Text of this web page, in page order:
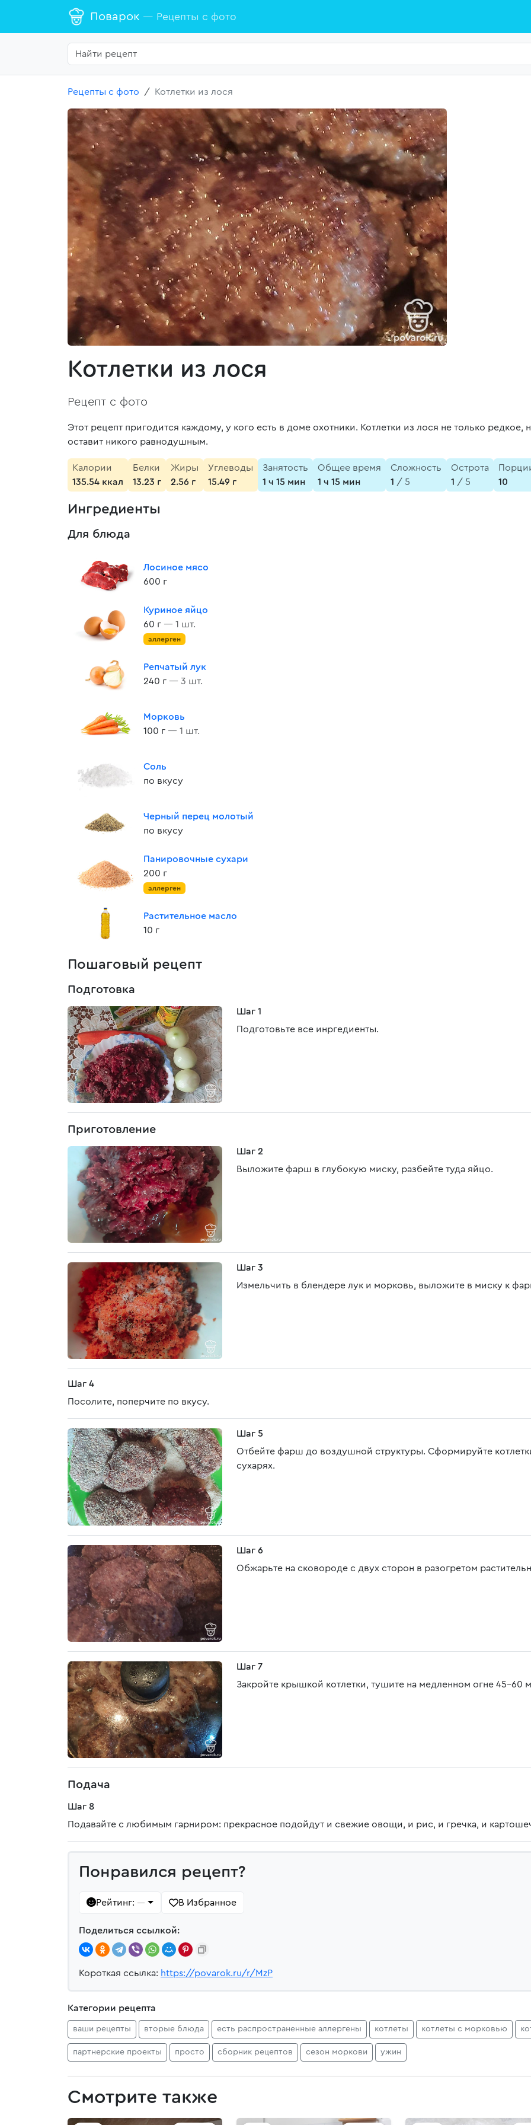
Поварок — Рецепты с фото
Рецепты с фото Котлетки из лося
Котлетки из лося
Рецепт с фото
Этот рецепт пригодится каждому, у кого есть в доме охотники. Котлетки из лося не только
оставит никого равнодушным.
Калории
135.54 ккал
Белки
13.23 г
Жиры
2.56 г
Углеводы
15.49 г
Занятость
1 ч 15 мин
Общее время
1 ч 15 мин
Сложность
1 / 5
Острота
1 / 5
10
Ингредиенты
Для блюда
Лосиное мясо
600 г
Куриное яйцо
60 г — 1 шт.
аллерген
Репчатый лук
240 г — 3 шт.
Морковь
100 г — 1 шт.
Соль
по вкусу
Черный перец молотый
по вкусу
Панировочные сухари
200 г
аллерген
Растительное масло
10 г
Пошаговый рецепт
Подготовка
Шаг 1
Подготовьте все инргедиенты.
Приготовление
Шаг 2
Выложите фарш в глубокую миску, разбейте туда яйцо.
Шаг 3
Измельчить в блендере лук и морковь, выложите в миску к
Шаг 4
Посолите, поперчите по вкусу.
Шаг 5
Отбейте фарш до воздушной структуры. Сформируйте
сухарях.
Шаг 6
Обжарьте на сковороде с двух сторон в разогретом
Шаг 7
Закройте крышкой котлетки, тушите на медленном огне 45-60
Подача
Шаг 8
Подавайте с любимым гарниром: прекрасное подойдут и свежие овощи, и рис, и гречка, и
Понравился рецепт?
Рейтинг: — В Избранное
Поделиться ссылкой:
Короткая ссылка: https://povarok.ru/r/MzP
Категории рецепта
ваши рецепты вторые блюда есть распространенные аллергены котлеты котлеты с морковью
партнерские проекты просто сборник рецептов сезон моркови ужин
Смотрите также